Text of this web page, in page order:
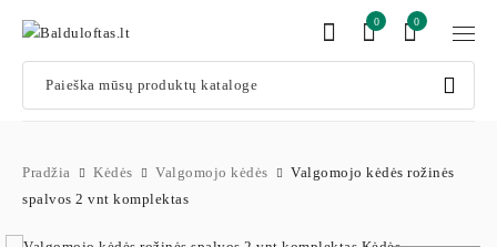
0
0
Pradžia Kėdės Valgomojo kėdės
Valgomojo kėdės rožinės
spalvos 2 vnt komplektas